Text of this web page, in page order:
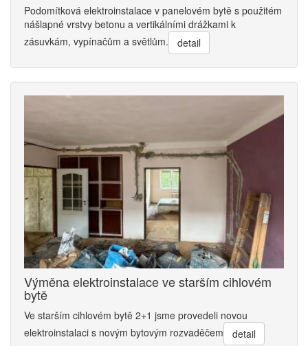
Podomítková elektroinstalace v panelovém bytě s použitém
nášlapné vrstvy betonu a vertikálními drážkami k
zásuvkám, vypínačům a světlům.
detail
Výměna elektroinstalace ve starším cihlovém
bytě
Ve starším cihlovém bytě 2+1 jsme provedeli novou
elektroinstalaci s novým bytovým rozvaděčem
detail